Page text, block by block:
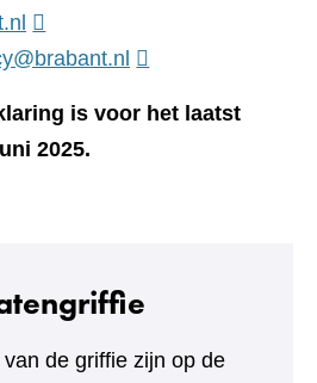
(verwijst
naar
andere
is voor het laatst
2025.
de griffie zijn op de